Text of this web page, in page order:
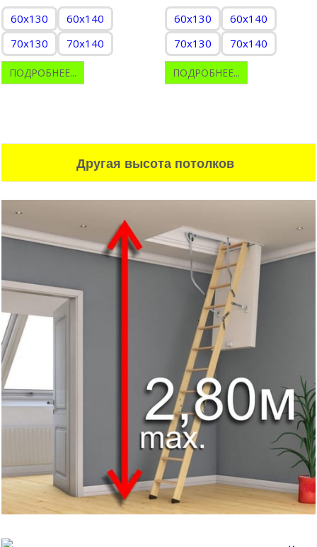
60x130
60x140
70x130
70x140
ПОДРОБНЕЕ...
60x130
60x140
70x130
70x140
ПОДРОБНЕЕ...
Другая высота потолков